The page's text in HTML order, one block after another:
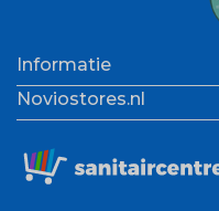
Informatie
Noviostores.nl